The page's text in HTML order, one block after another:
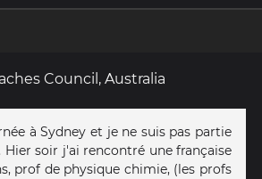
Council, Australia
à Sydney et je ne suis pas partie
Hier soir j'ai rencontré une française
prof de physique chimie, (les profs